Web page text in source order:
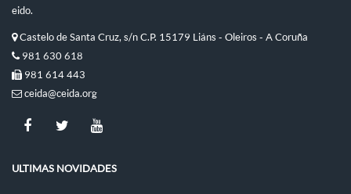
eido.
Castelo de Santa Cruz, s/n C.P. 15179 Liáns - Oleiros - A Coruña
981 630 618
981 614 443
ceida@ceida.org
ULTIMAS NOVIDADES